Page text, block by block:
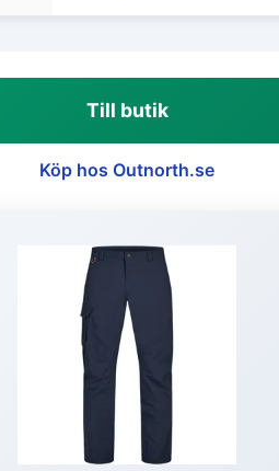
Till butik
Köp hos Outnorth.se